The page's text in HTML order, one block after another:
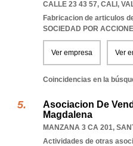
CALLE 23 43 57, CALI ,
Fabricacion de articulos
SOCIEDAD POR
Ver empresa Ver
Coincidencias en la
Asociacion De
Magdalena
MANZANA 3 CA 201,
Actividades de otras